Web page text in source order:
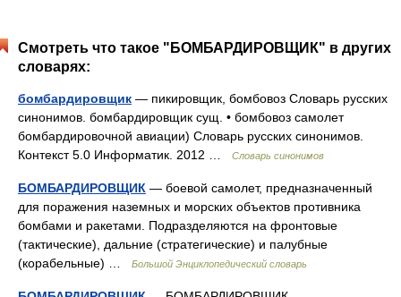
Смотреть что такое "БОМБАРДИРОВЩИК" в других
словарях:
бомбардировщик — пикировщик, бомбовоз Словарь русских
синонимов. бомбардировщик сущ. • бомбовоз самолет
бомбардировочной авиации) Словарь русских синонимов.
Контекст 5.0 Информатик. 2012 …
Словарь синонимов
БОМБАРДИРОВЩИК — боевой самолет, предназначенный
для поражения наземных и морских объектов противника
бомбами и ракетами. Подразделяются на фронтовые
(тактические), дальние (стратегические) и палубные
(корабельные) …
Большой Энциклопедический словарь